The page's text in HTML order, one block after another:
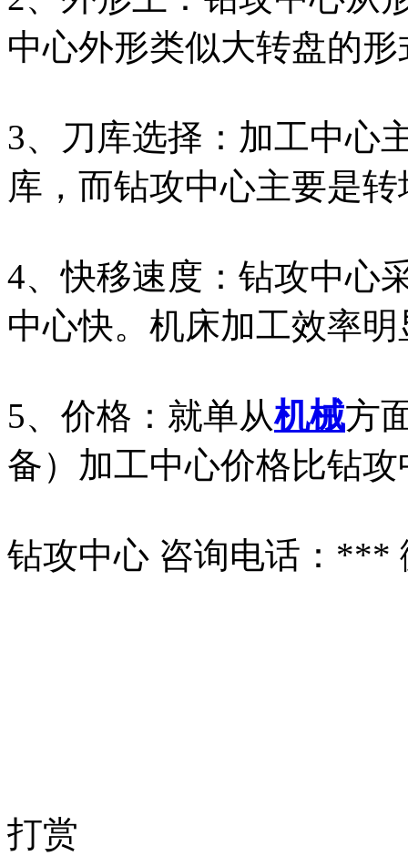
中心外形类似大转盘的形
3、刀库选择：加工中心
库，而钻攻中心主要是
4、快移速度：钻攻中心
中心快。机床加工效率明
5、价格：就单从机械方
备）加工中心价格比钻
钻攻中心 咨询电话：***
打赏